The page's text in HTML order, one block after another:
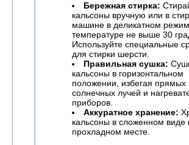
Бережная стирка:
кальсоны вручную или в
машине в деликатном
температуре не выше 30
Используйте специальные
для стирки шерсти.
Правильная сушка:
кальсоны в горизонтальном
положении, избегая прямых
солнечных лучей и
приборов.
Аккуратное хранение:
кальсоны в сложенном виде
прохладном месте.